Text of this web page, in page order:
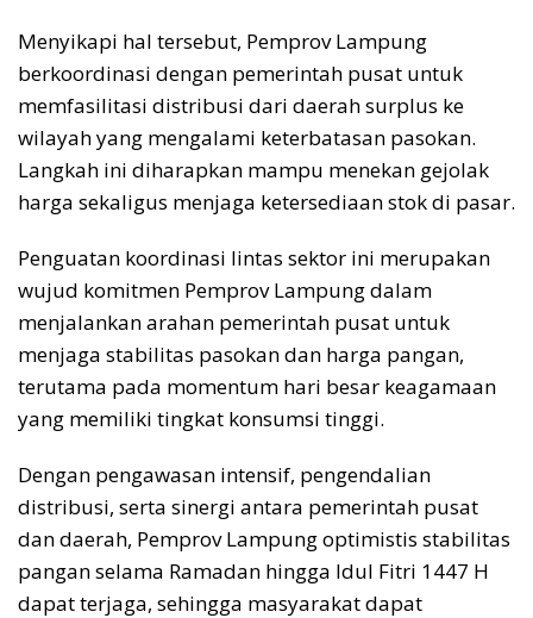
Menyikapi hal tersebut, Pemprov Lampung
berkoordinasi dengan pemerintah pusat untuk
memfasilitasi distribusi dari daerah surplus ke
wilayah yang mengalami keterbatasan pasokan.
Langkah ini diharapkan mampu menekan gejolak
harga sekaligus menjaga ketersediaan stok di pasar.
Penguatan koordinasi lintas sektor ini merupakan
wujud komitmen Pemprov Lampung dalam
menjalankan arahan pemerintah pusat untuk
menjaga stabilitas pasokan dan harga pangan,
terutama pada momentum hari besar keagamaan
yang memiliki tingkat konsumsi tinggi.
Dengan pengawasan intensif, pengendalian
distribusi, serta sinergi antara pemerintah pusat
dan daerah, Pemprov Lampung optimistis stabilitas
pangan selama Ramadan hingga Idul Fitri 1447 H
dapat terjaga, sehingga masyarakat dapat